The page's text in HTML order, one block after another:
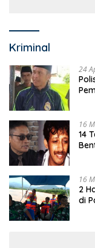
Kriminal
24
16
14
16
2
di